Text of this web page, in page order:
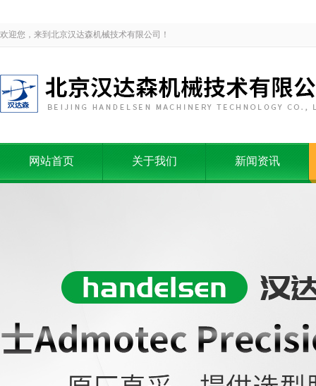
欢迎您，来到北京汉达森机械技术有限公司！
网站首页 关于我们 新闻资讯